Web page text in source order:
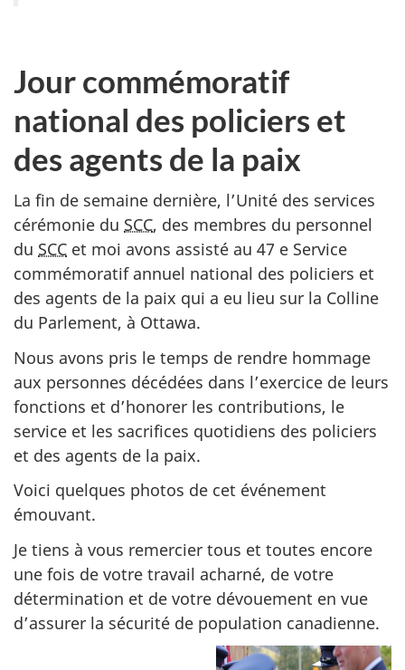
Jour commémoratif
national des policiers et
des agents de la paix
La fin de semaine dernière, l’Unité des services
cérémonie du SCC, des membres du personnel
du SCC et moi avons assisté au 47 e Service
commémoratif annuel national des policiers et
des agents de la paix qui a eu lieu sur la Colline
du Parlement, à Ottawa.
Nous avons pris le temps de rendre hommage
aux personnes décédées dans l’exercice de leurs
fonctions et d’honorer les contributions, le
service et les sacrifices quotidiens des policiers
et des agents de la paix.
Voici quelques photos de cet événement
émouvant.
Je tiens à vous remercier tous et toutes encore
une fois de votre travail acharné, de votre
détermination et de votre dévouement en vue
d’assurer la sécurité de population canadienne.